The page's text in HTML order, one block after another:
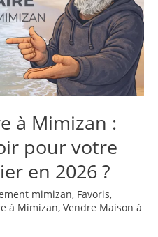
à Mimizan :
pour votre
en 2026 ?
mimizan, Favoris,
à Mimizan, Vendre Maison à